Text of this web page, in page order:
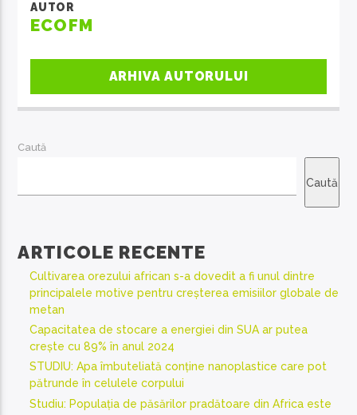
AUTOR
ECOFM
ARHIVA AUTORULUI
Caută
Caută
ARTICOLE RECENTE
Cultivarea orezului african s-a dovedit a fi unul dintre
principalele motive pentru creșterea emisiilor globale de
metan
Capacitatea de stocare a energiei din SUA ar putea
crește cu 89% în anul 2024
STUDIU: Apa îmbuteliată conține nanoplastice care pot
pătrunde în celulele corpului
Studiu: Populația de păsărilor pradătoare din Africa este